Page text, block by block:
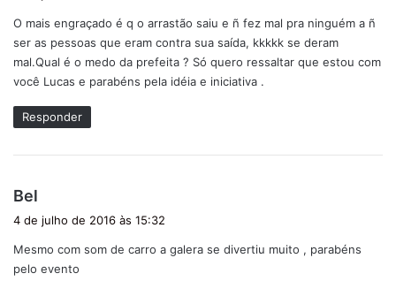
s
e
:
O mais engraçado é q o arrastão saiu e ñ fez mal pra ninguém a ñ
ser as pessoas que eram contra sua saída, kkkkk se deram
mal.Qual é o medo da prefeita ? Só quero ressaltar que estou com
você Lucas e parabéns pela idéia e iniciativa .
Responder
Bel
s
e
4 de julho de 2016 às 15:32
Mesmo com som de carro a galera se divertiu muito , parabéns
pelo evento